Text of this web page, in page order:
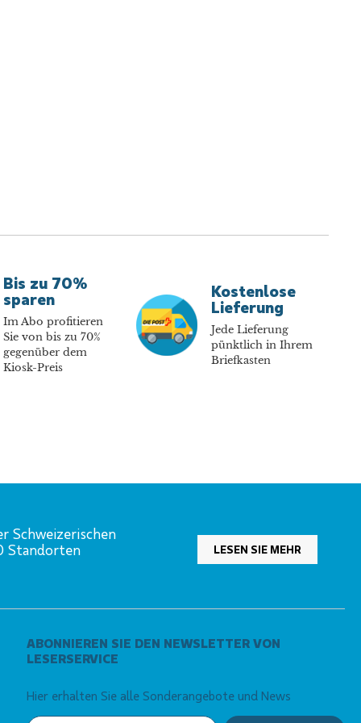
Bis zu 70%
sparen
Im Abo profitieren
Sie von bis zu 70%
gegenüber dem
Kiosk-Preis
Kostenlose
Lieferung
Jede Lieferung
pünktlich in Ihrem
Briefkasten
Schweizerischen
Standorten
LESEN SIE MEHR
ABONNIEREN SIE DEN NEWSLETTER VON
LESERSERVICE
Hier erhalten Sie alle Sonderangebote und News